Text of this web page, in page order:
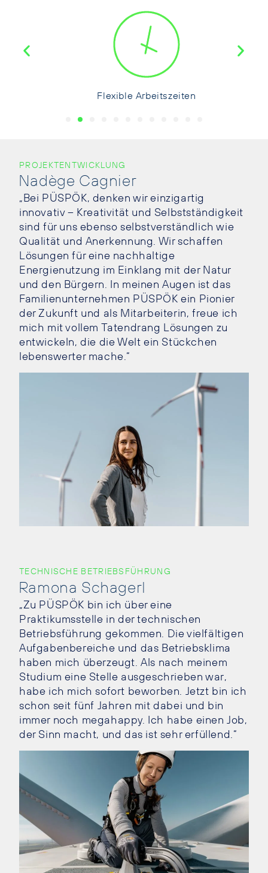
Flexible Arbeitszeiten
PROJEKTENTWICKLUNG
Nadège Cagnier
„Bei PÜSPÖK, denken wir einzigartig
innovativ – Kreativität und Selbstständigkeit
sind für uns ebenso selbstverständlich wie
Qualität und Anerkennung. Wir schaffen
Lösungen für eine nachhaltige
Energienutzung im Einklang mit der Natur
und den Bürgern. In meinen Augen ist das
Familienunternehmen PÜSPÖK ein Pionier
der Zukunft und als Mitarbeiterin, freue ich
mich mit vollem Tatendrang Lösungen zu
entwickeln, die die Welt ein Stückchen
lebenswerter mache.“
TECHNISCHE BETRIEBSFÜHRUNG
Ramona Schagerl
„Zu PÜSPÖK bin ich über eine
Praktikumsstelle in der technischen
Betriebsführung gekommen. Die vielfältigen
Aufgabenbereiche und das Betriebsklima
haben mich überzeugt. Als nach meinem
Studium eine Stelle ausgeschrieben war,
habe ich mich sofort beworben. Jetzt bin ich
schon seit fünf Jahren mit dabei und bin
immer noch megahappy. Ich habe einen Job,
der Sinn macht, und das ist sehr erfüllend.“